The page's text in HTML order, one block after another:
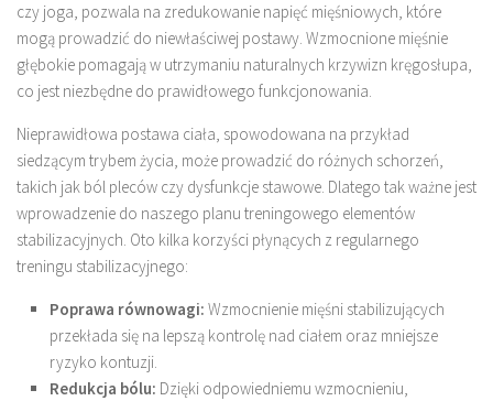
czy joga, pozwala na zredukowanie napięć mięśniowych, które
mogą prowadzić do niewłaściwej postawy. Wzmocnione mięśnie
głębokie pomagają w utrzymaniu naturalnych krzywizn kręgosłupa,
co jest niezbędne do prawidłowego funkcjonowania.
Nieprawidłowa postawa ciała, spowodowana na przykład
siedzącym trybem życia, może prowadzić do różnych schorzeń,
takich jak ból pleców czy dysfunkcje stawowe. Dlatego tak ważne jest
wprowadzenie do naszego planu treningowego elementów
stabilizacyjnych. Oto kilka korzyści płynących z regularnego
treningu stabilizacyjnego:
Poprawa równowagi: Wzmocnienie mięśni stabilizujących
przekłada się na lepszą kontrolę nad ciałem oraz mniejsze
ryzyko kontuzji.
Redukcja bólu: Dzięki odpowiedniemu wzmocnieniu,